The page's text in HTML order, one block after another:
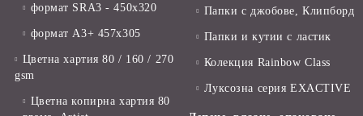
формат SRA3 - 450x320
формат А3+ 457x305
Цветна хартия 80 / 160 / 270
gsm
Цветна копирна хартия 80
Папки с джобове, Клипборд
Папки и кутии с ластик
Колекция Rainbow Class
Луксозна серия EXACTIVE